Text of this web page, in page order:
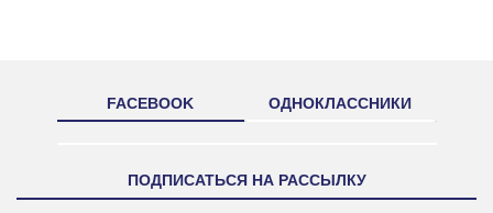
FACEBOOK ОДНОКЛАССНИКИ
ПОДПИСАТЬСЯ НА РАССЫЛКУ